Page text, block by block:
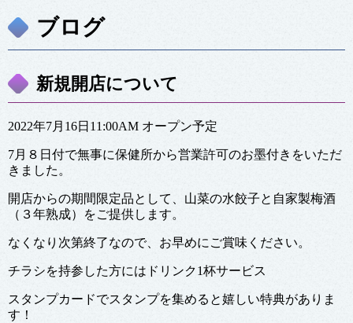
ブログ
新規開店について
2022年7月16日11:00AM オープン予定
7月８日付で無事に保健所から営業許可のお墨付きをいただ
きました。
開店からの期間限定品として、山菜の水餃子と自家製梅酒
（３年熟成）をご提供します。
なくなり次第終了なので、お早めにご賞味ください。
チラシを持参した方にはドリンク1杯サービス
スタンプカードでスタンプを集めると嬉しい特典がありま
す！